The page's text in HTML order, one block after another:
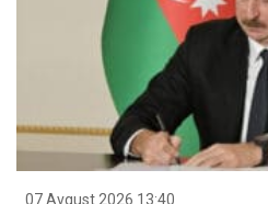
07 Avqust 2026 13:40